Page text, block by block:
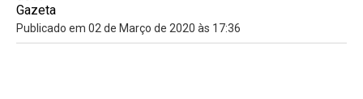
Publicado em 02 de Março de 2020 às 17:36